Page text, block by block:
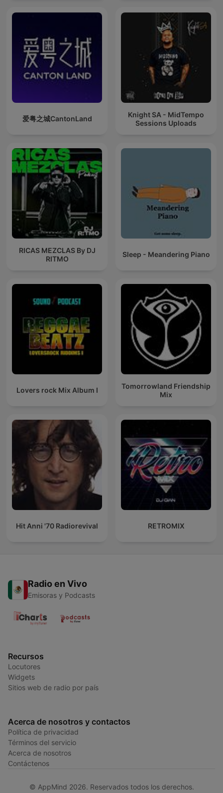
爱粤之城CantonLand
Knight SA - MidTempo
Sessions Uploads
RICAS MEZCLAS By DJ
RITMO
Sleep - Meandering Piano
Lovers rock Mix Album I
Tomorrowland Friendship
Mix
Hit Anni '70 Radiorevival RETROMIX
Radio en Vivo
Emisoras y Podcasts
Recursos
Locutores
Widgets
Sitios web de radio por país
Acerca de nosotros y contactos
Política de privacidad
Términos del servicio
Acerca de nosotros
Contáctenos
© AppMind 2026. Reservados todos los derechos.